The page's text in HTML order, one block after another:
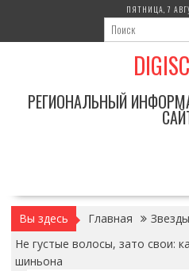
содержимому
ПЯТНИЦА, 7
РЕГИОНАЛЬНЫЙ
Вы здесь Главная
Звезды
Не густые волосы, зато свои:
шиньона